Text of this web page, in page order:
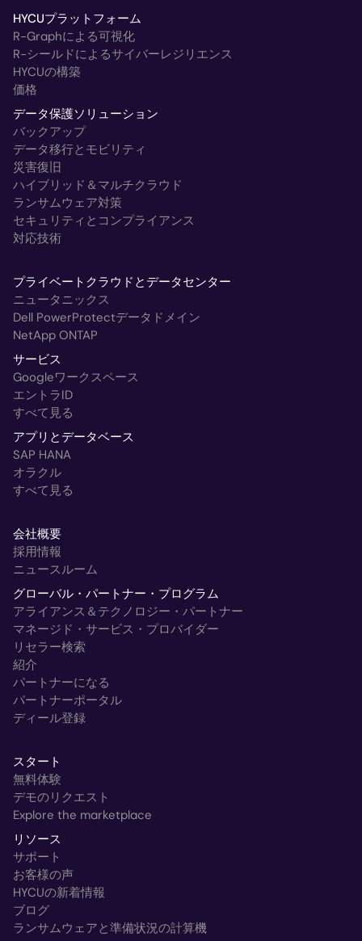
HYCUプラットフォーム
R-Graphによる可視化
R-シールドによるサイバーレジリエンス
HYCUの構築
価格
データ保護ソリューション
バックアップ
データ移行とモビリティ
災害復旧
ハイブリッド＆マルチクラウド
ランサムウェア対策
セキュリティとコンプライアンス
対応技術
プライベートクラウドとデータセンター
ニュータニックス
Dell PowerProtectデータドメイン
NetApp ONTAP
サービス
Googleワークスペース
エントラID
すべて見る
アプリとデータベース
SAP HANA
オラクル
すべて見る
会社概要
採用情報
ニュースルーム
グローバル・パートナー・プログラム
アライアンス＆テクノロジー・パートナー
マネージド・サービス・プロバイダー
リセラー検索
紹介
パートナーになる
パートナーポータル
ディール登録
スタート
無料体験
デモのリクエスト
Explore the marketplace
リソース
サポート
お客様の声
HYCUの新着情報
ブログ
ランサムウェアと準備状況の計算機